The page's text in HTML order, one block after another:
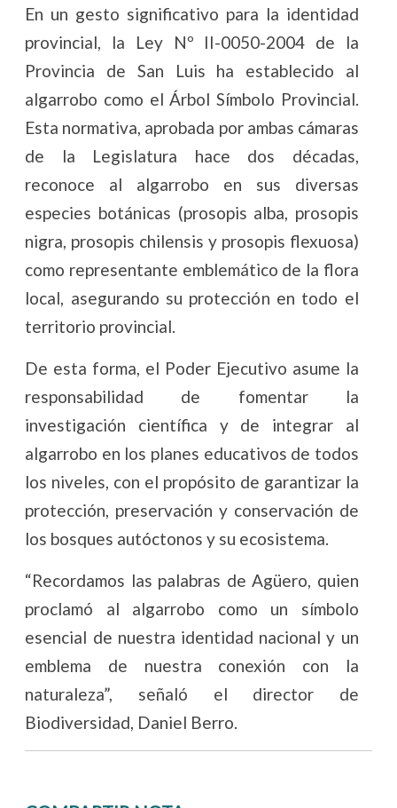
En un gesto significativo para la identidad
provincial, la Ley Nº II-0050-2004 de la
Provincia de San Luis ha establecido al
algarrobo como el Árbol Símbolo Provincial.
Esta normativa, aprobada por ambas cámaras
de la Legislatura hace dos décadas,
reconoce al algarrobo en sus diversas
especies botánicas (prosopis alba, prosopis
nigra, prosopis chilensis y prosopis flexuosa)
como representante emblemático de la flora
local, asegurando su protección en todo el
territorio provincial.
De esta forma, el Poder Ejecutivo asume la
responsabilidad de fomentar la
investigación científica y de integrar al
algarrobo en los planes educativos de todos
los niveles, con el propósito de garantizar la
protección, preservación y conservación de
los bosques autóctonos y su ecosistema.
“Recordamos las palabras de Agüero, quien
proclamó al algarrobo como un símbolo
esencial de nuestra identidad nacional y un
emblema de nuestra conexión con la
naturaleza”, señaló el director de
Biodiversidad, Daniel Berro.